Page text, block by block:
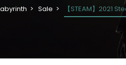
Sale 【STEAM】2021